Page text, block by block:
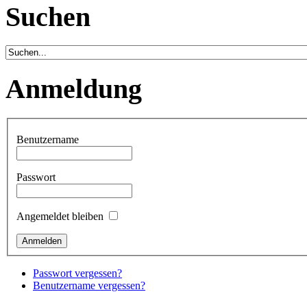
Suchen
Anmeldung
Benutzername
Passwort
Angemeldet bleiben
Passwort vergessen?
Benutzername vergessen?